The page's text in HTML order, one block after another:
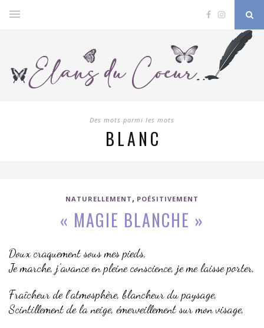
Des mots parmi les mots
BLANC
NATURELLEMENT , POÉSITIVEMENT
« MAGIE BLANCHE »
Doux craquement sous mes pieds,
Je marche, j’avance en pleine conscience, je me laisse porter,
Fraîcheur de l’atmosphère, blancheur du paysage,
Scintillement de la neige, émerveillement sur mon visage,